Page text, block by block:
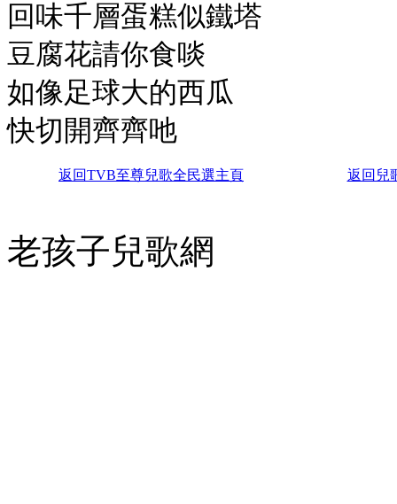
回味千層蛋糕似鐵塔
豆腐花請你食啖
如像足球大的西瓜
快切開齊齊吔
返回TVB至尊兒歌全民選主頁 返回兒
老孩子兒歌網